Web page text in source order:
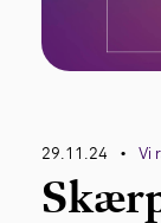
29.11.24 • Vi